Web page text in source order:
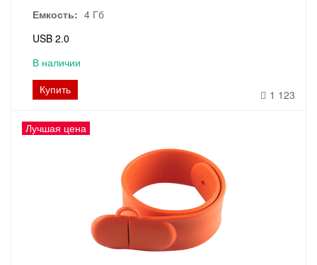
Емкость: 4 Гб
USB 2.0
В наличии
Купить
1 123
Лучшая цена